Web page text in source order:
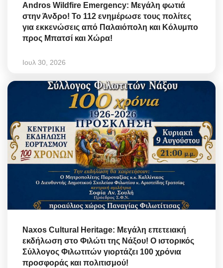
Andros Wildfire Emergency: Μεγάλη φωτιά
στην Άνδρο! Το 112 ενημέρωσε τους πολίτες
για εκκενώσεις από Παλαιόπολη και Κόλυμπο
προς Μπατσί και Χώρα!
Ιουλ 30, 2026
Naxos Cultural Heritage: Μεγάλη επετειακή
εκδήλωση στο Φιλώτι της Νάξου! Ο ιστορικός
Σύλλογος Φιλωτιτών γιορτάζει 100 χρόνια
προσφοράς και πολιτισμού!